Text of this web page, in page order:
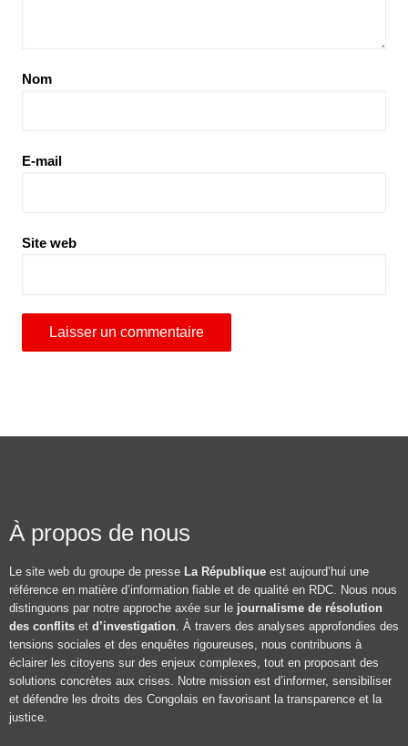
Nom
E-mail
Site web
À propos de nous
Le site web du groupe de presse La République est aujourd’hui une
référence en matière d’information fiable et de qualité en RDC. Nous nous
distinguons par notre approche axée sur le journalisme de résolution
des conflits et d’investigation. À travers des analyses approfondies des
tensions sociales et des enquêtes rigoureuses, nous contribuons à
éclairer les citoyens sur des enjeux complexes, tout en proposant des
solutions concrètes aux crises. Notre mission est d’informer, sensibiliser
et défendre les droits des Congolais en favorisant la transparence et la
justice.